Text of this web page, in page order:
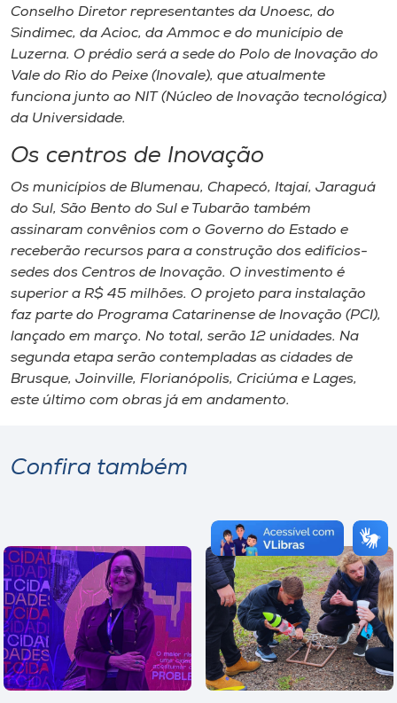
Conselho Diretor representantes da Unoesc, do
Sindimec, da Acioc, da Ammoc e do município de
Luzerna. O prédio será a sede do Polo de Inovação do
Vale do Rio do Peixe (Inovale), que atualmente
funciona junto ao NIT (Núcleo de Inovação tecnológica)
da Universidade.
Os centros de Inovação
Os municípios de Blumenau, Chapecó, Itajaí, Jaraguá
do Sul, São Bento do Sul e Tubarão também
assinaram convênios com o Governo do Estado e
receberão recursos para a construção dos edifícios-
sedes dos Centros de Inovação. O investimento é
superior a R$ 45 milhões. O projeto para instalação
faz parte do Programa Catarinense de Inovação (PCI),
lançado em março. No total, serão 12 unidades. Na
segunda etapa serão contempladas as cidades de
Brusque, Joinville, Florianópolis, Criciúma e Lages,
este último com obras já em andamento.
Confira também